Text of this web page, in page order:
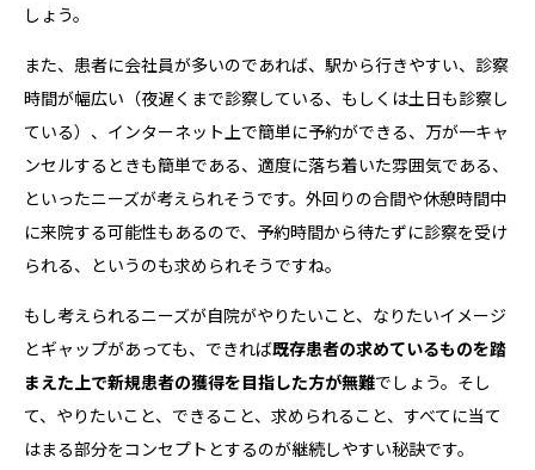
しょう。
また、患者に会社員が多いのであれば、駅から行きやすい、診察
時間が幅広い（夜遅くまで診察している、もしくは土日も診察し
ている）、インターネット上で簡単に予約ができる、万が一キャ
ンセルするときも簡単である、適度に落ち着いた雰囲気である、
といったニーズが考えられそうです。外回りの合間や休憩時間中
に来院する可能性もあるので、予約時間から待たずに診察を受け
られる、というのも求められそうですね。
もし考えられるニーズが自院がやりたいこと、なりたいイメージ
とギャップがあっても、できれば既存患者の求めているものを踏
まえた上で新規患者の獲得を目指した方が無難でしょう。そし
て、やりたいこと、できること、求められること、すべてに当て
はまる部分をコンセプトとするのが継続しやすい秘訣です。